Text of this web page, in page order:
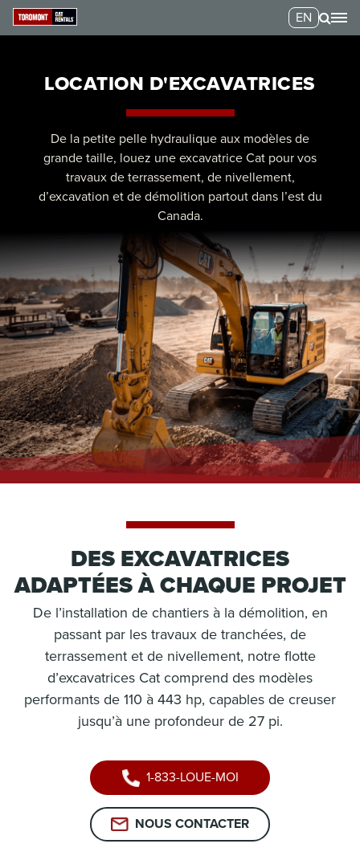
EN
LOCATION D'EXCAVATRICES
De la petite pelle hydraulique aux modèles de
grande taille, louez une excavatrice Cat pour vos
travaux de terrassement, de nivellement,
d’excavation et de démolition partout dans l’est du
Canada.
DES EXCAVATRICES
ADAPTÉES À CHAQUE PROJET
De l’installation de chantiers à la démolition, en
passant par les travaux de tranchées, de
terrassement et de nivellement, notre flotte
d’excavatrices Cat comprend des modèles
performants de 110 à 443 hp, capables de creuser
jusqu’à une profondeur de 27 pi.
1-833-LOUE-MOI
NOUS CONTACTER